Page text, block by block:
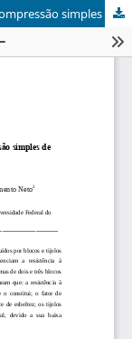
Investigação experimental da resistência í compressão simples de prismas de blocos estruturais